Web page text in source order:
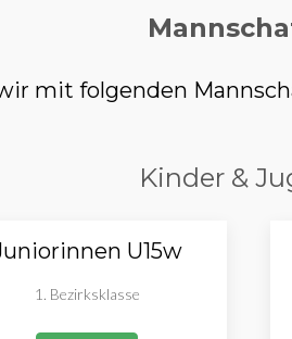
mit folgenden
Kinder &
U15w
1. Bezirksklasse